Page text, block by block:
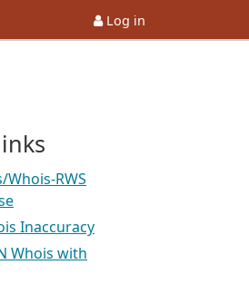
Log in
Whois-RWS
Inaccuracy
Whois with